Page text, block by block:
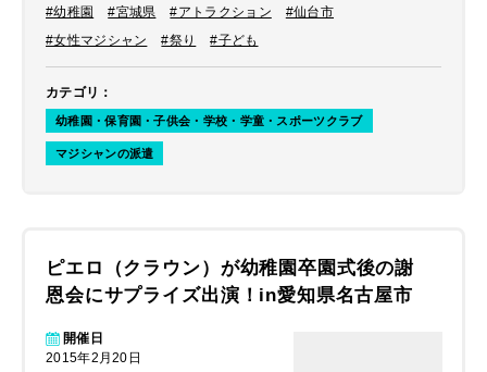
#幼稚園
#宮城県 #アトラクション
#仙台市
#女性マジシャン
#祭り #子ども
カテゴリ ：
幼稚園・保育園・子供会・学校・学童・スポーツクラブ
マジシャンの派遣
ピエロ（クラウン）が幼稚園卒園式後の謝
恩会にサプライズ出演！in愛知県名古屋市
開催日
2015年2月20日